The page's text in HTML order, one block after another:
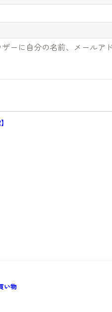
ーに自分の名前、メールア
い物